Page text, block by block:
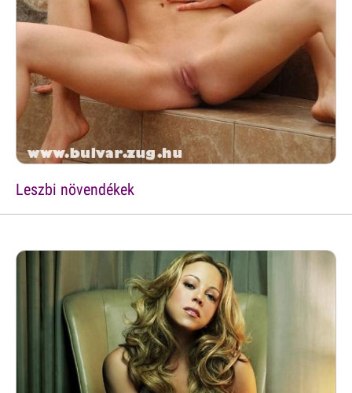
Leszbi növendékek